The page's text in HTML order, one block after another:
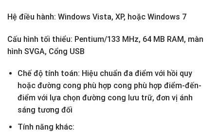
Hệ điều hành: Windows Vista, XP, hoặc Windows 7
Cấu hình tối thiểu: Pentium/133 MHz, 64 MB RAM, màn
hình SVGA, Cổng USB
Chế độ tính toán: Hiệu chuẩn đa điểm với hồi quy
hoặc đường cong phù hợp cong phù hợp điểm-đến-
điểm với lựa chọn đường cong lưu trữ, đơn vị ánh
sáng tương đối
Tính năng khác: